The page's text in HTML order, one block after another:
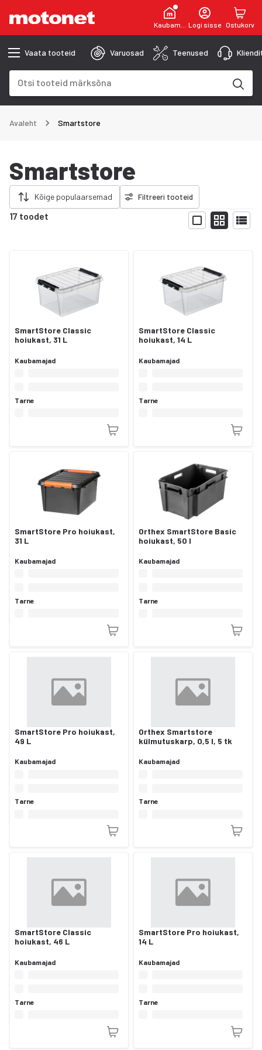
KaubamajaLogi sisse Ostukorv
Vaata tooteid Varuosad Teenused
Avaleht Smartstore
Smartstore
Kõige populaarsemad Filtreeri tooteid
17 toodet
Näita
filtrid
SmartStore Classic
hoiukast, 31 L
Kaubamajad
Tarne
SmartStore Classic
hoiukast, 14 L
Kaubamajad
Tarne
SmartStore Pro hoiukast,
31 L
Kaubamajad
Tarne
Orthex SmartStore Basic
hoiukast, 50 l
Kaubamajad
Tarne
SmartStore Pro hoiukast,
49 L
Kaubamajad
Tarne
Orthex Smartstore
külmutuskarp, 0,5 l, 5 tk
Kaubamajad
Tarne
SmartStore Classic
hoiukast, 46 L
Kaubamajad
Tarne
SmartStore Pro hoiukast,
14 L
Kaubamajad
Tarne